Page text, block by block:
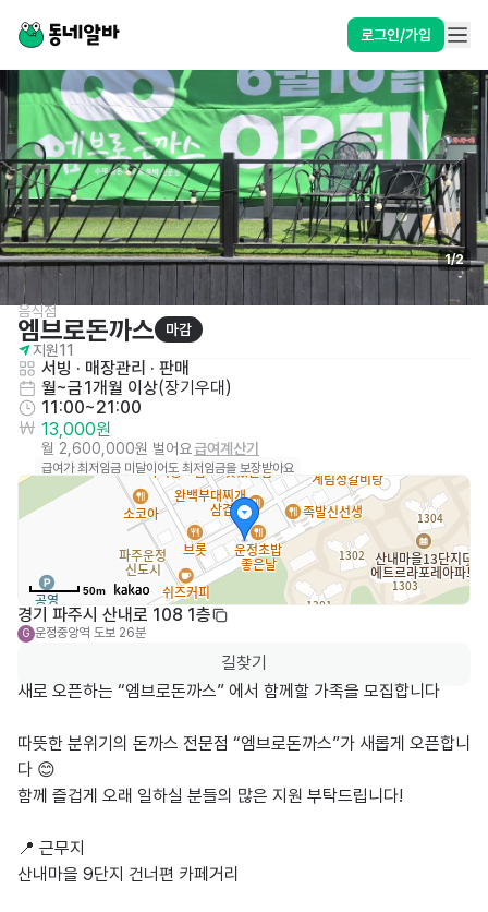
로그인/가입
1/2
음식점
엠브로돈까스
마감
지원11
서빙 · 매장관리 · 판매
월~금1개월 이상(장기우대 )
11:00~21:00
13,000원
월 2,600,000원 벌어요급여계산기
급여가 최저임금 미달이어도 최저임금을 보장받아요
50m
경기 파주시 산내로 108 1층
G 운정중앙역 도보 26분
길찾기
새로 오픈하는 “엠브로돈까스” 에서 함께할 가족을 모집합니다
따뜻한 분위기의 돈까스 전문점 “엠브로돈까스”가 새롭게 오픈합니
다 😊
함께 즐겁게 오래 일하실 분들의 많은 지원 부탁드립니다!
📍 근무지
산내마을 9단지 건너편 카페거리